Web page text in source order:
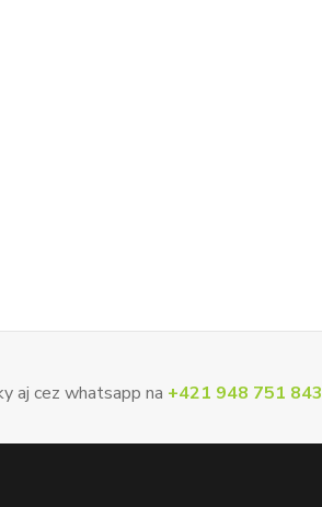
aj cez whatsapp na +421 948 751 843